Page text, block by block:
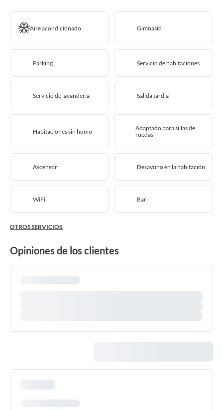
Aire acondicionado Gimnasio
Parking Servicio de habitaciones
Servicio de lavandería Salida tardía
Habitaciones sin humo
Adaptado para sillas de
ruedas
Ascensor Desayuno en la habitación
WiFi Bar
OTROS SERVICIOS
Opiniones de los clientes